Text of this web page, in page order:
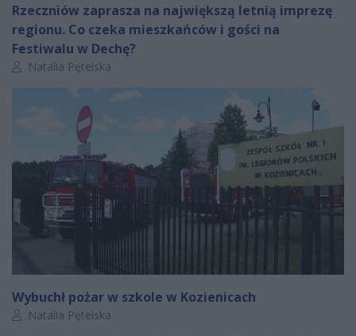
Rzeczniów zaprasza na największą letnią imprezę
regionu. Co czeka mieszkańców i gości na
Festiwalu w Dechę?
Autor artykułu:
Natalia Pętelska
Wybuchł pożar w szkole w Kozienicach
Autor artykułu:
Natalia Pętelska